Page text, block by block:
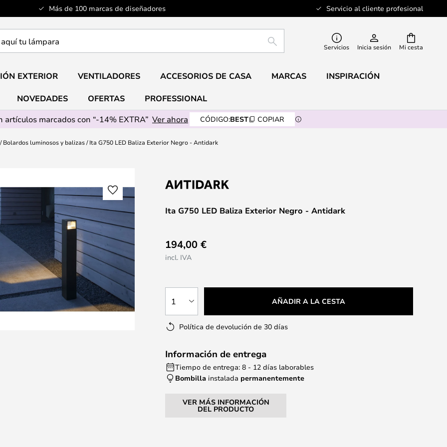
Más de 100 marcas de diseñadores Servicio al cliente profesional
Mi cesta
BUSCAR Servicios Inicia sesión
EXTERIOR VENTILADORES ACCESORIOS DE CASA MARCAS INSPIRACIÓN
NOVEDADES OFERTAS
PROFESSIONAL
artículos marcados con “-14% EXTRA” Ver ahora CÓDIGO:BEST COPIAR
Bolardos luminosos y balizas Ita G750 LED Baliza Exterior Negro - Antidark
Ita G750 LED Baliza Exterior Negro - Antidark
194,00 €
incl. IVA
1 AÑADIR A LA CESTA
Política de devolución de 30 días
Información de entrega
Tiempo de entrega: 8 - 12 días laborables
Bombilla instalada permanentemente
VER MÁS INFORMACIÓN
DEL PRODUCTO